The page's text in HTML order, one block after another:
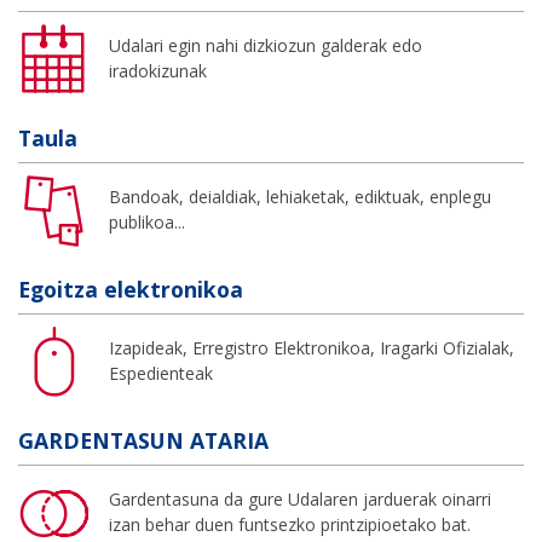
Udalari egin nahi dizkiozun galderak edo
iradokizunak
Taula
Bandoak, deialdiak, lehiaketak, ediktuak, enplegu
publikoa...
Egoitza elektronikoa
Izapideak, Erregistro Elektronikoa, Iragarki Ofizialak,
Espedienteak
GARDENTASUN ATARIA
Gardentasuna da gure Udalaren jarduerak oinarri
izan behar duen funtsezko printzipioetako bat.